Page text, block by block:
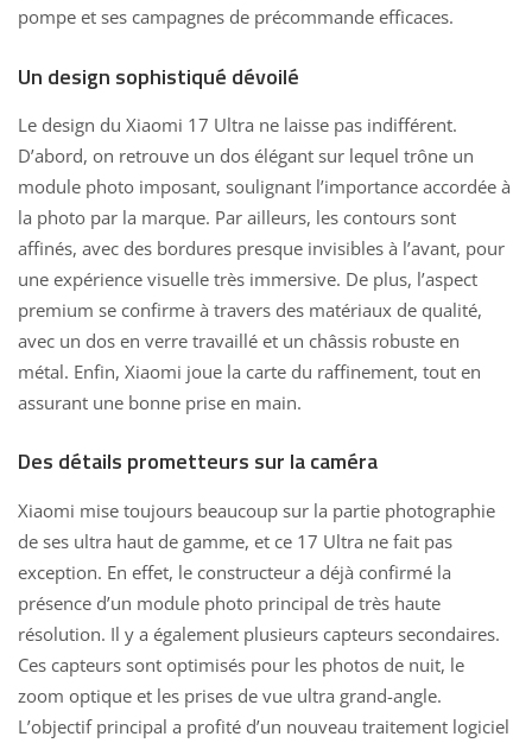
pompe et ses campagnes de précommande efficaces.
Un design sophistiqué dévoilé
Le design du Xiaomi 17 Ultra ne laisse pas indifférent.
D’abord, on retrouve un dos élégant sur lequel trône un
module photo imposant, soulignant l’importance accordée à
la photo par la marque. Par ailleurs, les contours sont
affinés, avec des bordures presque invisibles à l’avant, pour
une expérience visuelle très immersive. De plus, l’aspect
premium se confirme à travers des matériaux de qualité,
avec un dos en verre travaillé et un châssis robuste en
métal. Enfin, Xiaomi joue la carte du raffinement, tout en
assurant une bonne prise en main.
Des détails prometteurs sur la caméra
Xiaomi mise toujours beaucoup sur la partie photographie
de ses ultra haut de gamme, et ce 17 Ultra ne fait pas
exception. En effet, le constructeur a déjà confirmé la
présence d’un module photo principal de très haute
résolution. Il y a également plusieurs capteurs secondaires.
Ces capteurs sont optimisés pour les photos de nuit, le
zoom optique et les prises de vue ultra grand-angle.
L’objectif principal a profité d’un nouveau traitement logiciel